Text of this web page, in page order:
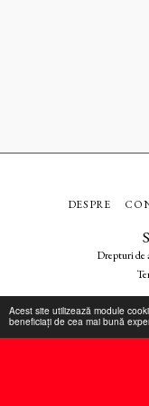
Acest site utilizează module
beneficiați de cea mai bună
Drepturi de
DESPRE